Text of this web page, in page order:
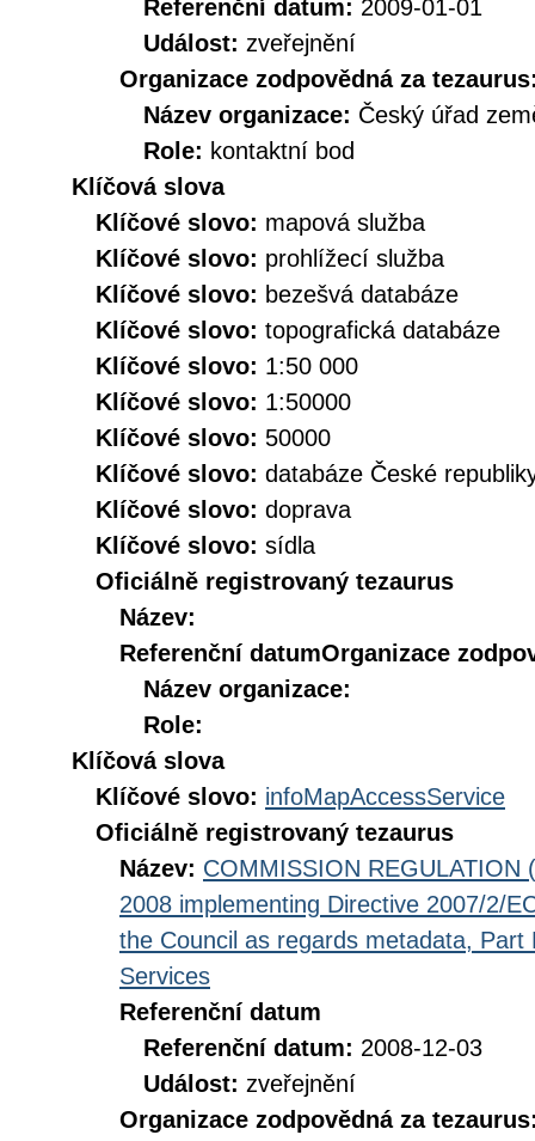
Referenční datum: 2009-01-01
Událost: zveřejnění
Organizace zodpovědná za
Název organizace: Český úřad
Role: kontaktní bod
Klíčová slova
Klíčové slovo: mapová služba
Klíčové slovo: prohlížecí služba
Klíčové slovo: bezešvá databáze
Klíčové slovo: topografická databáze
Klíčové slovo: 1:50 000
Klíčové slovo: 1:50000
Klíčové slovo: 50000
Klíčové slovo: databáze České
Klíčové slovo: doprava
Klíčové slovo: sídla
Oficiálně registrovaný tezaurus
Název:
Referenční datumOrganizace
Název organizace:
Role:
Klíčová slova
Klíčové slovo: infoMapAccessService
Oficiálně registrovaný tezaurus
Název: COMMISSION REGULATION
2008 implementing Directive 2007/2/
the Council as regards metadata,
Services
Referenční datum
Referenční datum: 2008-12-03
Událost: zveřejnění
Organizace zodpovědná za